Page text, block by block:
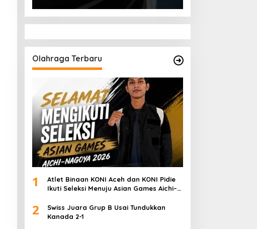
Olahraga Terbaru
1
Atlet Binaan KONI Aceh dan KONI Pidie
Ikuti Seleksi Menuju Asian Games Aichi–
2
Swiss Juara Grup B Usai Tundukkan
Kanada 2-1